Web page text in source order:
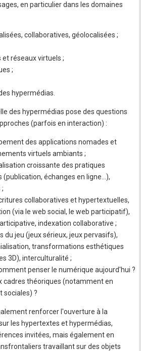
en particulier dans les domaines
collaboratives, géolocalisées ;
réseaux virtuels ;
;
hypermédias.
des hypermédias pose des questions
(parfois en interaction) :
des applications nomades et
virtuels ambiants ;
croissante des pratiques
échanges en ligne…),
collaboratives et hypertextuelles,
(via le web social, le web participatif),
indexation collaborative ;
du jeu (jeux sérieux, jeux pervasifs),
transformations esthétiques
3D), interculturalité ;
penser le numérique aujourd'hui ?
cadres théoriques (notamment en
sociales) ?
renforcer l'ouverture à la
les hypertextes et hypermédias,
invitées, mais également en
travaillant sur des objets